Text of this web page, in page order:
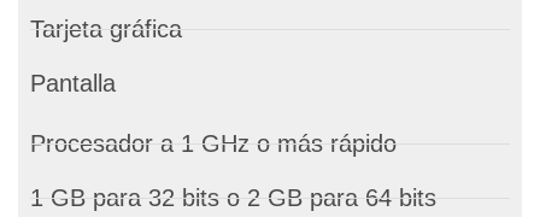
Tarjeta gráfica
Pantalla
Procesador a 1 GHz o más rápido
1 GB para 32 bits o 2 GB para 64 bits